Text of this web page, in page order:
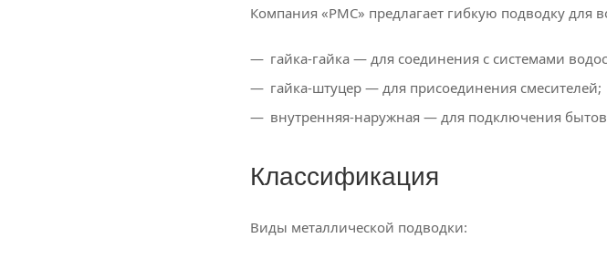
Компания «РМС» предлагает гибкую подводку
гайка-гайка — для соединения с системами
гайка-штуцер — для присоединения смесителей;
внутренняя-наружная — для подключения
Классификация
Виды металлической подводки: